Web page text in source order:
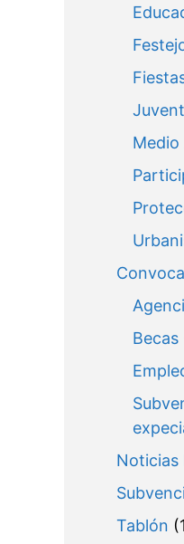
Becas
Noticias
Tablón